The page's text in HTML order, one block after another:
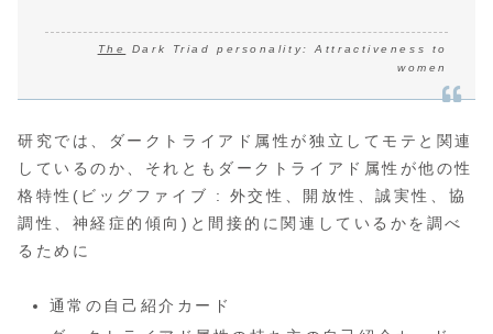
The
Dark Triad personality: Attractiveness to
women
研究では、ダークトライアド属性が独立してモテと関連
しているのか、それともダークトライアド属性が他の性
格特性(ビッグファイブ : 外交性、開放性、誠実性、協
調性、神経症的傾向)と間接的に関連しているかを調べ
るために
通常の自己紹介カード